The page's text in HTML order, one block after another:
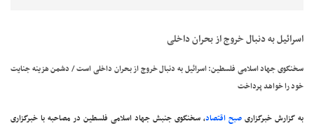
اسرائیل به‌ دنبال خروج از بحران داخلی
سخنگوی جهاد اسلامی فلسطین: اسرائیل به‌ دنبال خروج از بحران داخلی است / دشمن هزینه جنایت
خود را خواهد پرداخت
به گزارش خبرگزاری صبح اقتصاد، سخنگوی جنبش جهاد اسلامی فلسطین در مصاحبه با خبرگزاری